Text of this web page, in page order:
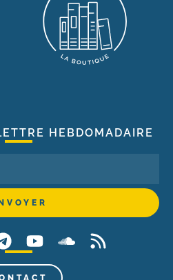
HEBDOMADAIRE